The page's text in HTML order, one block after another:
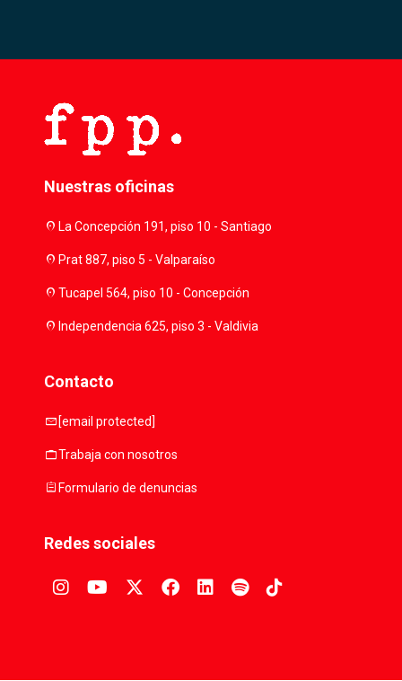
Nuestras oficinas
location_onLa Concepción 191, piso 10 - Santiago
location_onPrat 887, piso 5 - Valparaíso
location_onTucapel 564, piso 10 - Concepción
location_onIndependencia 625, piso 3 - Valdivia
Contacto
mail [email protected]
workTrabaja con nosotros
assignmentFormulario de denuncias
Redes sociales